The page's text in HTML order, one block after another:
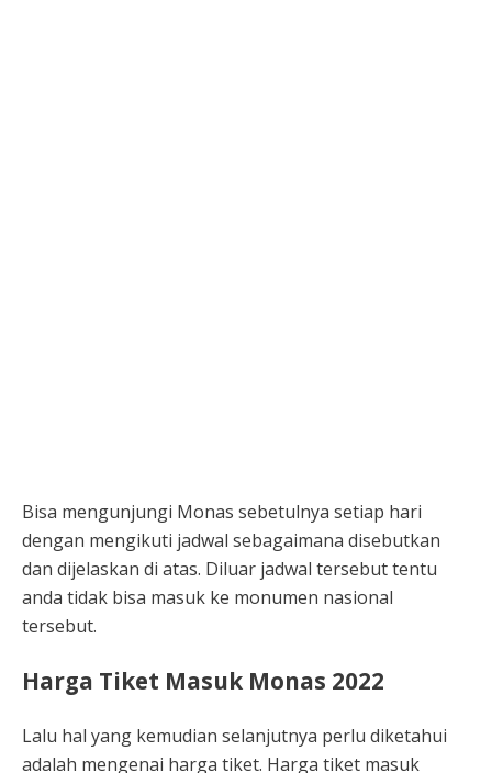
Bisa mengunjungi Monas sebetulnya setiap hari
dengan mengikuti jadwal sebagaimana disebutkan
dan dijelaskan di atas. Diluar jadwal tersebut tentu
anda tidak bisa masuk ke monumen nasional
tersebut.
Harga Tiket Masuk Monas 2022
Lalu hal yang kemudian selanjutnya perlu diketahui
adalah mengenai harga tiket. Harga tiket masuk